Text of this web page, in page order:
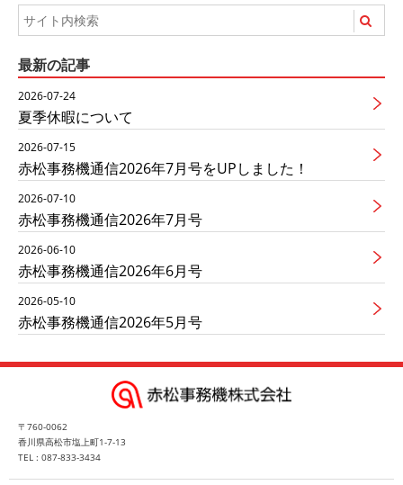
最新の記事
2026-07-24
夏季休暇について
2026-07-15
赤松事務機通信2026年7月号をUPしました！
2026-07-10
赤松事務機通信2026年7月号
2026-06-10
赤松事務機通信2026年6月号
2026-05-10
赤松事務機通信2026年5月号
〒760-0062
香川県高松市塩上町1-7-13
TEL : 087-833-3434